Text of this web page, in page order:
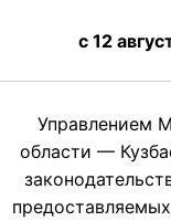
с 12
Управлением
области —